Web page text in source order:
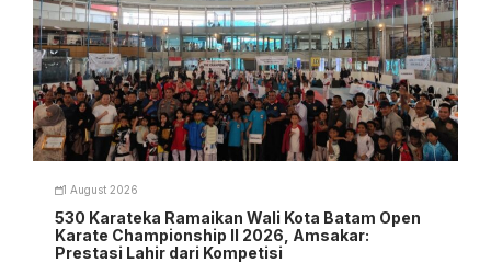
1 August 2026
530 Karateka Ramaikan Wali Kota Batam Open
Karate Championship II 2026, Amsakar:
Prestasi Lahir dari Kompetisi